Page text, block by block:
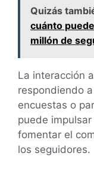
Quizás
cuánto
millón de
La interacción
respondiendo
encuestas o
puede
fomentar el
los seguidores.